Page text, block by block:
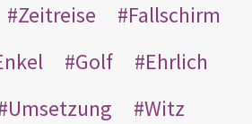
Zeitreise
Fallschirm
Golf
Ehrlich
Umsetzung
Witz